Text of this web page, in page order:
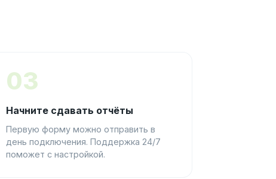
03
Начните сдавать отчёты
Первую форму можно отправить в
день подключения. Поддержка 24/7
поможет с настройкой.